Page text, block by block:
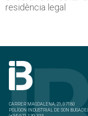
residència legal
CARRER MAGDALENA, 21, 07180
POLÍGON INDUSTRIAL DE SON